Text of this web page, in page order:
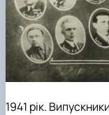
1941 рік.